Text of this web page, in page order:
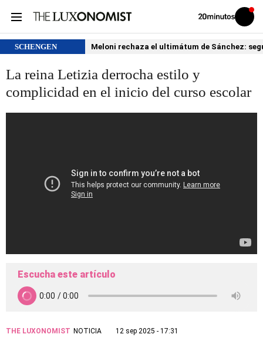
Volver
Iniciar
sesión
SCHENGEN Meloni rechaza el ultimátum de Sánchez:
La reina Letizia derrocha estilo y
complicidad en el inicio del curso escolar
Escucha este artículo
THE LUXONOMIST NOTICIA
12 sep 2025 - 17:31